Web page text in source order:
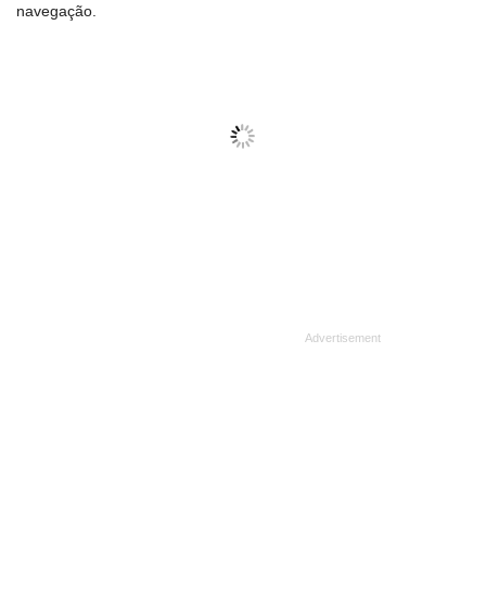
navegação.